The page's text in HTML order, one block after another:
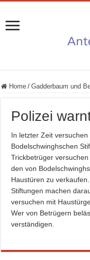
Home / Gadderbaum und
Polizei
In letzter Zeit
Bodelschwinghschen
Trickbetrüger
den von
Haustüren zu
Stiftungen machen
versuchen mit
Wer von Betrügern
verständigen.